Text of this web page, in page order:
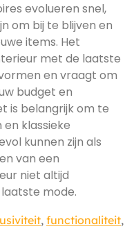
evolueren snel,
om bij te blijven en
items. Het
met de laatste
en vraagt om
budget en
is belangrijk om te
klassieke
kunnen zijn als
van een
niet altijd
mode.
, functionaliteit,